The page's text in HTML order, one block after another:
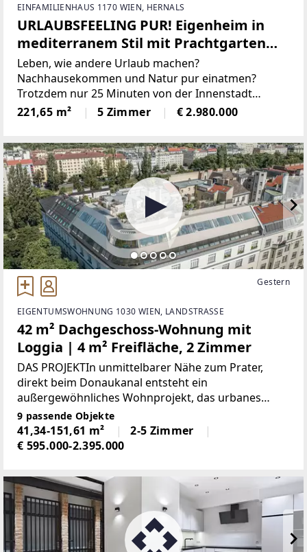
EINFAMILIENHAUS 1170 WIEN, HERNALS
URLAUBSFEELING PUR! Eigenheim in
mediterranem Stil mit Prachtgarten
und Badeteich! Absolute Privatsphäre!
Leben, wie andere Urlaub machen?
Nachhausekommen und Natur pur einatmen?
Trotzdem nur 25 Minuten von der Innenstadt
entfernt?Wenn Sie das suchen, dann ist diese
Liegenschaft genau das Richtige für Sie!DIE LAGEIn
221,65 m² 5 Zimmer € 2.980.000
Gestern
EIGENTUMSWOHNUNG 1030 WIEN, LANDSTRASSE
42 m² Dachgeschoss-Wohnung mit
Loggia | 4 m² Freifläche, 2 Zimmer
DAS PROJEKTIn unmittelbarer Nähe zum Prater,
direkt beim Donaukanal entsteht ein
außergewöhnliches Wohnprojekt, das urbanes
Leben mit individuellem Gestaltungsspielraum
verbindet.Im neu ausgebauten Dachgeschoss eines
sorgfältig revitalisierten
9 passende Objekte
41,34-151,61 m²
2-5 Zimmer
€ 595.000-2.395.000